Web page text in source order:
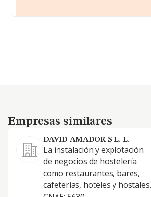
Empresas similares
Empresas similares
DAVID AMADOR S.L. L.
La instalación y explotación
de negocios de hostelería
como restaurantes, bares,
cafeterías, hoteles y hostales.